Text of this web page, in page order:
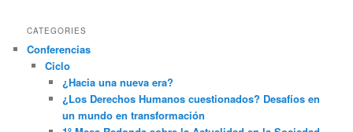
CATEGORIES
Conferencias
Ciclo
¿Hacia una nueva era?
¿Los Derechos Humanos cuestionados? Desafíos en
un mundo en transformación